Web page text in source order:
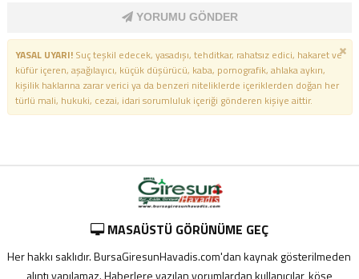
YORUMU GÖNDER
YASAL UYARI!Suç teşkil edecek, yasadışı, tehditkar, rahatsız edici, hakaret ve
küfür içeren, aşağılayıcı, küçük düşürücü, kaba, pornografik, ahlaka aykırı,
kişilik haklarına zarar verici ya da benzeri niteliklerde içeriklerden doğan her
türlü mali, hukuki, cezai, idari sorumluluk içeriği gönderen kişiye aittir.
MASAÜSTÜ GÖRÜNÜME GEÇ
Her hakkı saklıdır. BursaGiresunHavadis.com'dan kaynak gösterilmeden
alıntı yapılamaz. Haberlere yazılan yorumlardan kullanıcılar, köşe